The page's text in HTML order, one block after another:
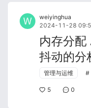
weiyinghua
2024-11-28
内存分
抖动的分
管理与运维
5 0